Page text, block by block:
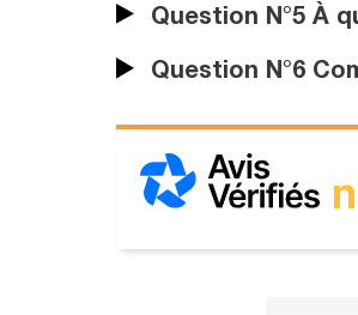
Question N°5 À
Question N°6